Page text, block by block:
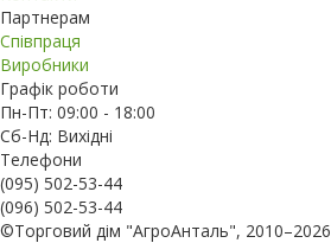
Партнерам
Співпраця
Виробники
Графік роботи
Пн-Пт: 09:00 - 18:00
Сб-Нд: Вихідні
Телефони
(095) 502-53-44
(096) 502-53-44
©Торговий дім "АгроАнталь", 2010–2026